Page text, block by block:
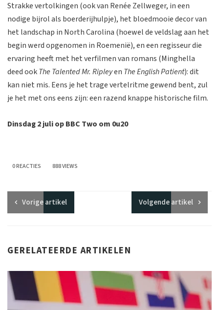
Strakke vertolkingen (ook van Renée Zellweger, in een
nodige bijrol als boerderijhulpje), het bloedmooie decor van
het landschap in North Carolina (hoewel de veldslag aan het
begin werd opgenomen in Roemenië), en een regisseur die
ervaring heeft met het verfilmen van romans (Minghella
deed ookThe Talented Mr. Ripleyen The English Patient): dit
kan niet mis. Eens je het trage vertelritme gewend bent, zul
je het met ons eens zijn: een razend knappe historische film.
Dinsdag 2 juli op BBC Two om 0u20
0 REACTIES 888 VIEWS
Vorigeartikel Volgendeartikel
GERELATEERDE ARTIKELEN